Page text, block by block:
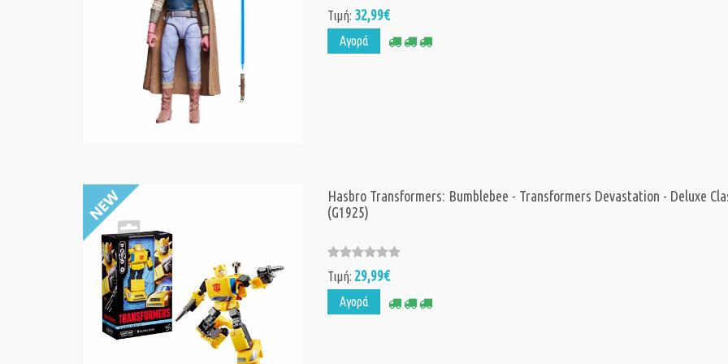
Τιμή: 32,99€
Αγορά
Hasbro Transformers: Bumblebee - Transformers Devastation - Deluxe
(G1925)
Τιμή:29,99€
Αγορά